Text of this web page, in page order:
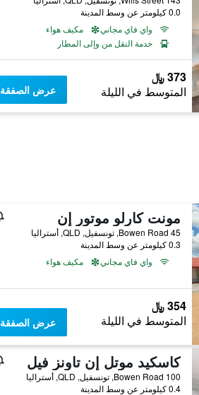
0.0 كيلومتر عن وسط المدينة
واي فاي مجاني
مكيف هواء
خدمة النقل من وإلى المطار
373 ﷼
المتوسط في الليلة عرض الصفقة
مونت كارلو موتور إن
45 Bowen Road, تونسفيل, QLD, أستراليا
0.3 كيلومتر عن وسط المدينة
واي فاي مجاني
مكيف هواء
354 ﷼
المتوسط في الليلة عرض الصفقة
كاسكيد موتل إن تاونز فيل
100 Bowen Road, تونسفيل, QLD, أستراليا
0.4 كيلومتر عن وسط المدينة